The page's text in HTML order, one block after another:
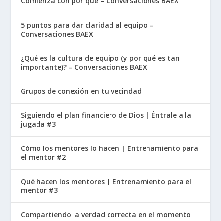
era un pacto que definía cómo debían
Al recibir los Diez Mandamientos, Moisés
estableció una sociedad basada en la justicia
divina en lugar de los caprichos de un tirano
Tabernáculo, una tienda portátil donde la
presencia de Dios habitaría entre Su pueblo.
Su contribución como legislador fue tan
fundamental que los primeros cinco libros de la
la Torá. Cada aspecto de la vida judía, desde
cómo trataban a sus vecinos hasta cómo
adoraban, se remontaba a las instrucciones que
Moisés recibió.
5 puntos para dar claridad al equipo –
Conversaciones BAEX
¿Qué es la cultura de equipo (y por qué es tan
importante)? – Conversaciones BAEX
Grupos de conexión en tu vecindad
Siguiendo el plan financiero de Dios | Éntrale a la
jugada #3
Cómo los mentores lo hacen | Entrenamiento para
el mentor #2
Qué hacen los mentores | Entrenamiento para el
mentor #3
Compartiendo la verdad correcta en el momento